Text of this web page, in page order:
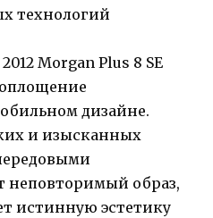
Morgan Plus 8 SE
дизайне.
и изысканных
неповторимый образ,
истинную эстетику